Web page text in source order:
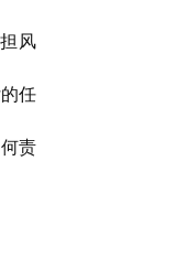
风
任
责